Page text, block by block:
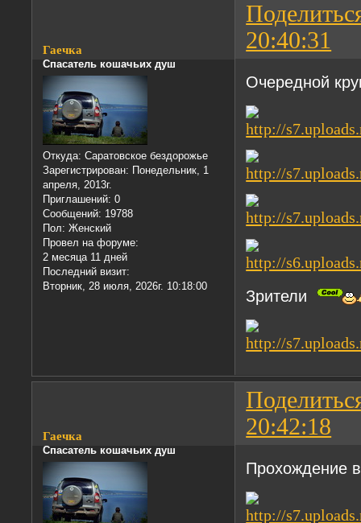
20:40:31
Гаечка
Спасатель кошачьих душ
Откуда: Саратовское бездорожье
Зарегистрирован: Понедельник, 1
апреля, 2013г.
Приглашений: 0
Сообщений: 19788
Пол: Женский
Провел на форуме:
2 месяца 11 дней
Последний визит:
Вторник, 28 июля, 2026г. 10:18:00
Очередной
Зрители
20:42:18
Гаечка
Спасатель кошачьих душ
Прохождение